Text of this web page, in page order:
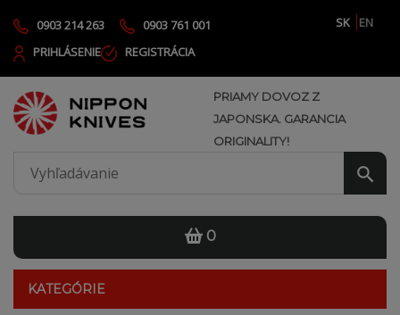
0903 214 263 0903 761 001 SK
EN
PRIHLÁSENIE
REGISTRÁCIA
PRIAMY DOVOZ Z
JAPONSKA. GARANCIA
ORIGINALITY!
0
KATEGÓRIE